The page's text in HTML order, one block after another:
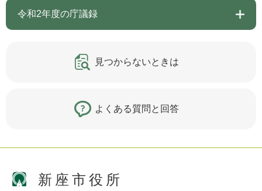
令和2年度の庁議録
見つからないときは
よくある質問と回答
新座市役所